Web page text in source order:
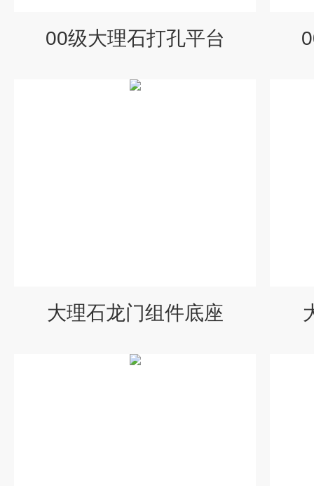
00级大理石打孔平台
大理石龙门组件底座